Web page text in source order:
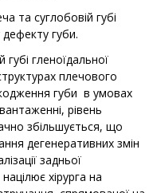
та суглобовій губі
губи.
гленоїдальної
плечового
губи в умовах
рівень
збільшується, що
дегенеративних змін
задньої
хірурга на